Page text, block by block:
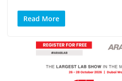
Read More